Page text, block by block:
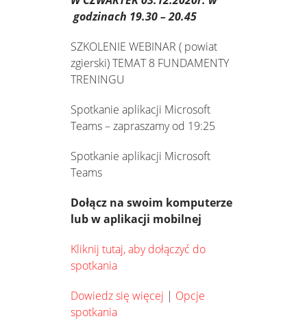
godzinach 19.30 – 20.45
SZKOLENIE WEBINAR ( powiat
zgierski) TEMAT 8 FUNDAMENTY
TRENINGU
Spotkanie aplikacji Microsoft
Teams – zapraszamy od 19:25
Spotkanie aplikacji Microsoft
Teams
Dołącz na swoim komputerze
lub w aplikacji mobilnej
Kliknij tutaj, aby dołączyć do
spotkania
Dowiedz się więcej | Opcje
spotkania